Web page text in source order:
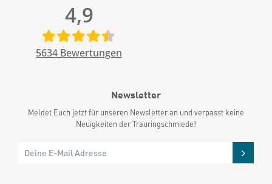
4,9
5634 Bewertungen
Newsletter
Meldet Euch jetzt für unseren Newsletter an und verpasst keine
Neuigkeiten der Trauringschmiede!